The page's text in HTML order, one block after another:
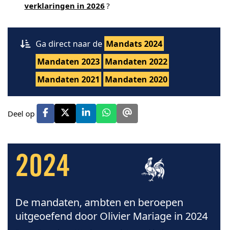
verklaringen in 2026 ?
Ga direct naar de Mandats 2024
Mandaten 2023 Mandaten 2022
Mandaten 2021 Mandaten 2020
Deel op
2024
De mandaten, ambten en beroepen
uitgeoefend door Olivier Mariage in 2024